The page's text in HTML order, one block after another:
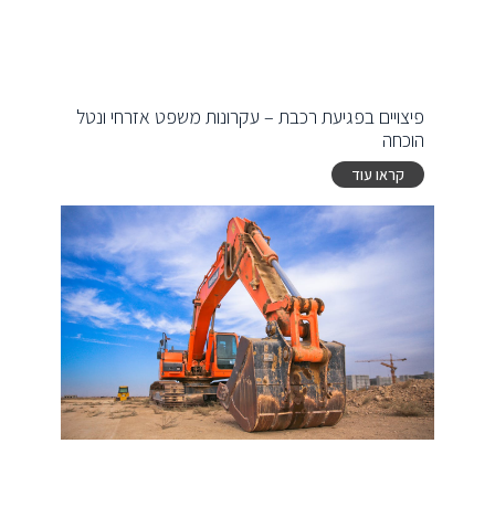
פיצויים בפגיעת רכבת – עקרונות משפט אזרחי ונטל
הוכחה
קראו עוד